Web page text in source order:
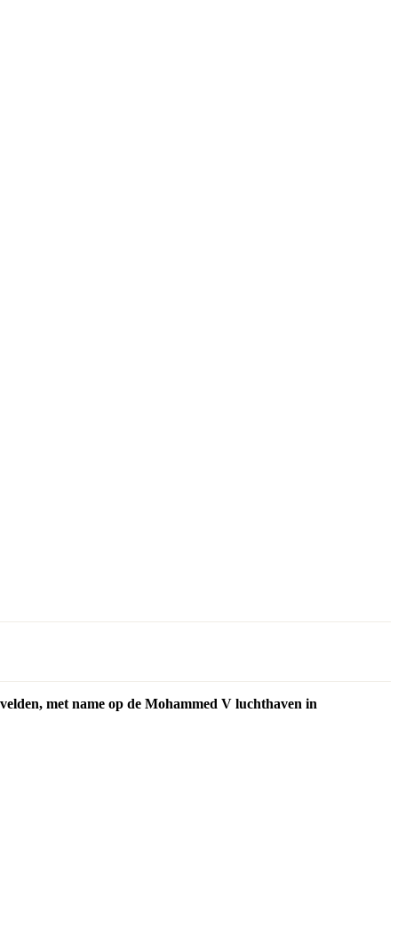
met name op de Mohammed V luchthaven in